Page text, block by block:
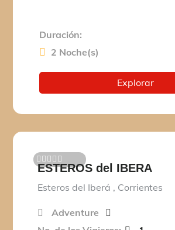
Duración:
2 Noche(s)
Explorar
0
e
5
ESTEROS del IBERA
Esteros del Iberá , Corrientes
Adventure